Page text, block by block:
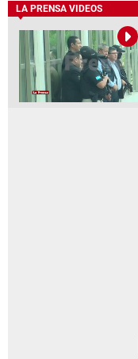
LA PRENSA VIDEOS